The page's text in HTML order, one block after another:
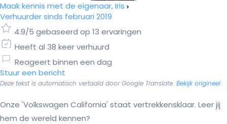
Maak kennis met de eigenaar, Iris
Verhuurder sinds februari 2019
4.9/5 gebaseerd op 13 ervaringen
Heeft al 38 keer verhuurd
Reageert binnen een dag
Stuur een bericht
Deze tekst is automatisch vertaald door Google Translate. Bekijk origineel
Onze 'Volkswagen California' staat vertrekkensklaar. Leer jij
hem de wereld kennen?